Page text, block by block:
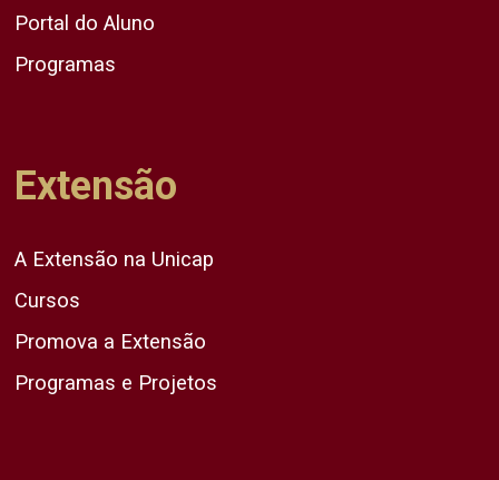
Portal do Aluno
Programas
Extensão
A Extensão na Unicap
Cursos
Promova a Extensão
Programas e Projetos